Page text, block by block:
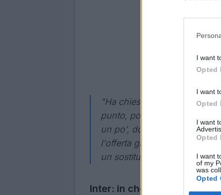
I want
Opted
I want
Opted
I want
Opted
I want
of my
was
Opted
"Ha chiesto di andare via,
punto, poi va considerata la
un po', dobbiamo pensare
l'offerta giusta, così come
un sostituto. Per ora
Inter: in che ruolo giocherà